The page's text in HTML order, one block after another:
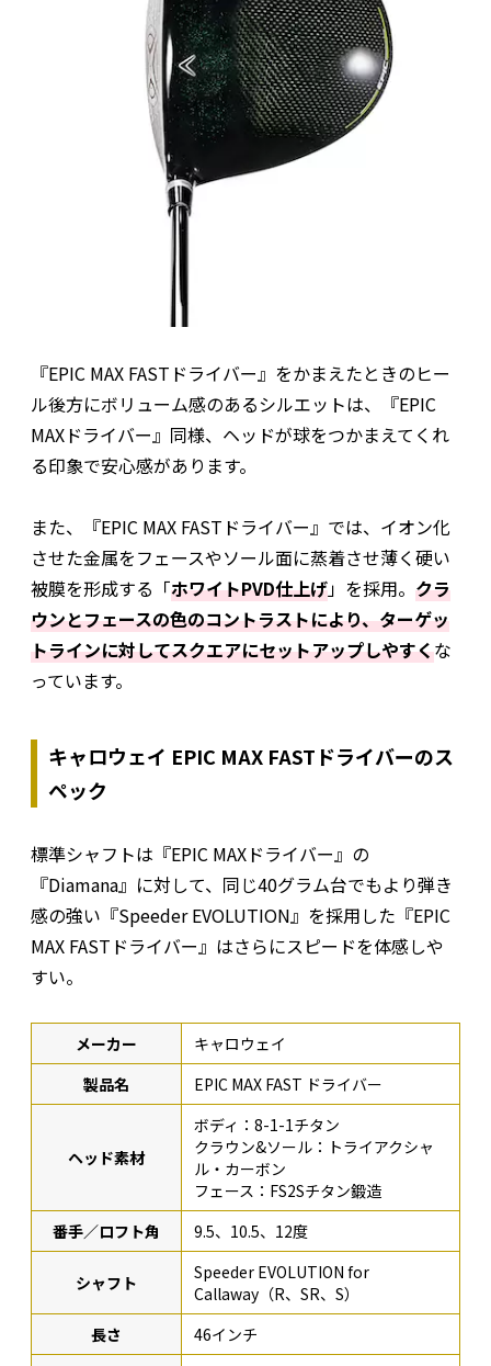
『EPIC MAX FASTドライバー』をかまえたときのヒー
ル後方にボリューム感のあるシルエットは、『EPIC
MAXドライバー』同様、ヘッドが球をつかまえてくれ
る印象で安心感があります。
また、『EPIC MAX FASTドライバー』では、イオン化
させた金属をフェースやソール面に蒸着させ薄く硬い
被膜を形成する「ホワイトPVD仕上げ」を採用。 クラ
ウンとフェースの色のコントラストにより、ターゲッ
トラインに対してスクエアにセットアップしやすくな
っています。
キャロウェイ EPIC MAX FASTドライバーのス
ペック
標準シャフトは『EPIC MAXドライバー』の
『Diamana』に対して、同じ40グラム台でもより弾き
感の強い『Speeder EVOLUTION』を採用した『EPIC
MAX FASTドライバー』はさらにスピードを体感しや
すい。
メーカー
キャロウェイ
製品名
EPIC MAX FAST ドライバー
ヘッド素材
ボディ：8-1-1チタン
クラウン&ソール：トライアクシャ
ル・カーボン
フェース：FS2Sチタン鍛造
番手／ロフト角
9.5、10.5、12度
シャフト
Speeder EVOLUTION for
Callaway（R、SR、S）
長さ
46インチ